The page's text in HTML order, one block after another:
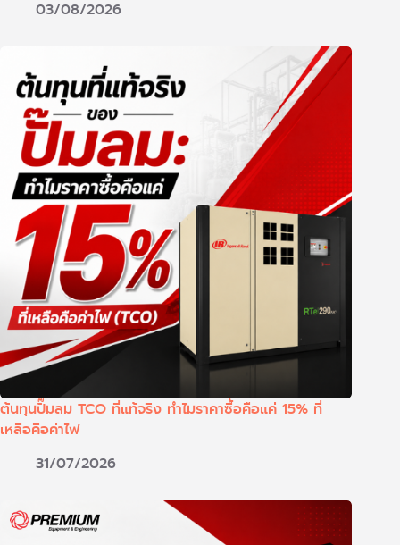
03/08/2026
ต้นทุนปั๊มลม TCO ที่แท้จริง ทำไมราคาซื้อคือแค่ 15% ที่
เหลือคือค่าไฟ
31/07/2026